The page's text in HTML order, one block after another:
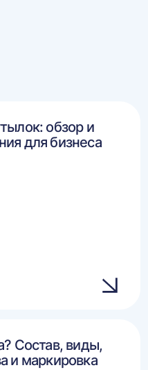
обзор и
для бизнеса
Состав, виды,
и маркировка